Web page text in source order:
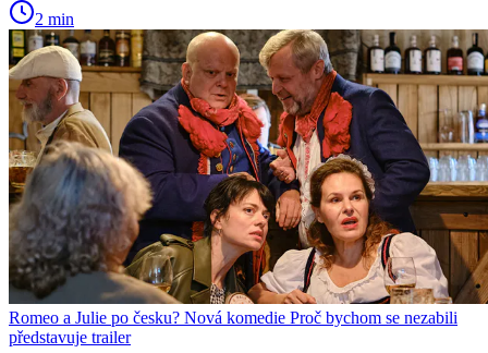
2 min
Romeo a Julie po česku? Nová komedie Proč bychom se nezabili
představuje trailer